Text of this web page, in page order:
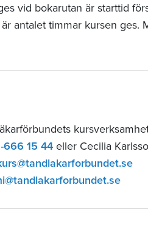
vid bokarutan är starttid
antalet timmar kursen ges.
666 15 44 eller Cecilia